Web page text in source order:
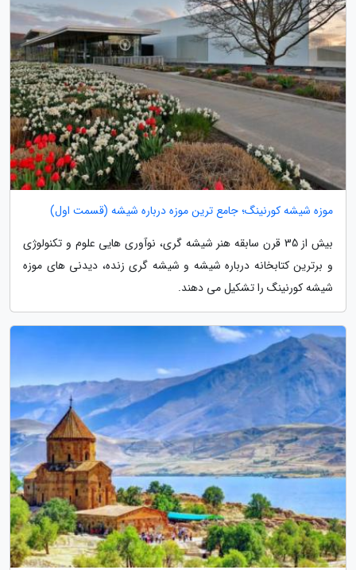
موزه شیشه کورنینگ؛ جامع ترین موزه درباره شیشه (قسمت اول)
بیش از 35 قرن سابقه هنر شیشه گری، نوآوری هایی علوم و تکنولوژی
و برترین کتابخانه درباره شیشه و شیشه گری زنده، دیدنی های موزه
شیشه کورنینگ را تشکیل می دهند.